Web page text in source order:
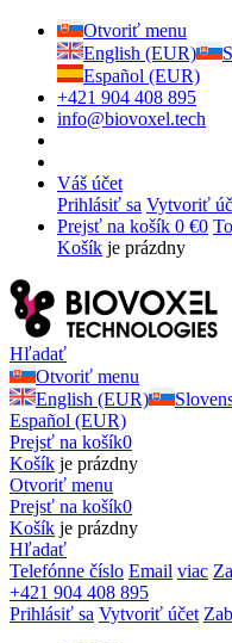
Otvoriť menu
English (EUR)
Español (EUR)
+421 904 408 895
info@biovoxel.tech
Váš účet
Prihlásiť sa Vytvoriť
Prejsť na košík 0 €0
Košík je prázdny
Hľadať
Otvoriť menu
English (EUR)
Español (EUR)
Prejsť na košík0
Košík je prázdny
Otvoriť menu
Prejsť na košík0
Košík je prázdny
Hľadať
Telefónne číslo Email viac
+421 904 408 895
Prihlásiť sa Vytvoriť účet